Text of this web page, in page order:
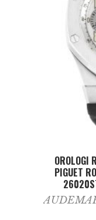
OROLOGI
PIGUET